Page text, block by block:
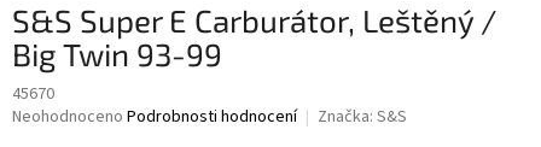
S&S Super E Carburátor, Leštěný /
Big Twin 93-99
45670
Průměrné
Neohodnoceno Podrobnosti hodnocení Značka: S&S